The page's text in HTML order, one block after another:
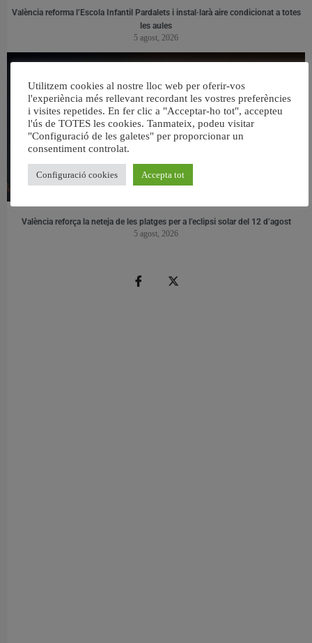
València reforma l’Escola Infantil Pardalets i instal·larà aire condicionat a totes
les aules
5 agost, 2026
València reforça la neteja de les platges per a l’eclipsi solar del 12 d’agost
5 agost, 2026
Utilitzem cookies al nostre lloc web per oferir-vos
l'experiència més rellevant recordant les vostres preferències
i visites repetides. En fer clic a "Acceptar-ho tot", accepteu
l'ús de TOTES les cookies. Tanmateix, podeu visitar
"Configuració de les galetes" per proporcionar un
consentiment controlat.
Configuració cookies Accepta tot